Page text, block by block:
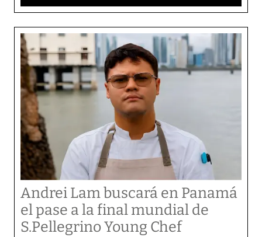
Andrei Lam buscará en Panamá
el pase a la final mundial de
S.Pellegrino Young Chef